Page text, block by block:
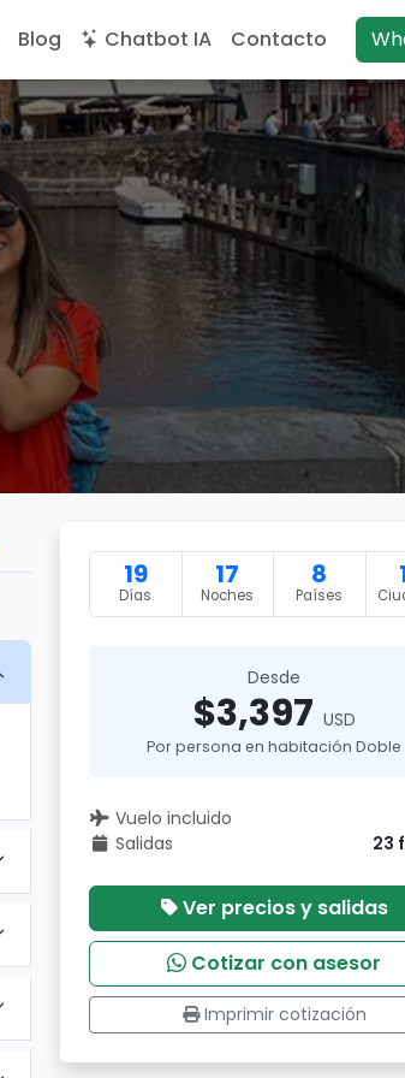
Blog Chatbot IA Contacto
19
Días
17
Noches
8
Países
Desde
$3,397 USD
Por persona en habitación Doble
Vuelo incluido
Salidas 23
Ver precios y salidas
Cotizar con asesor
Imprimir cotización